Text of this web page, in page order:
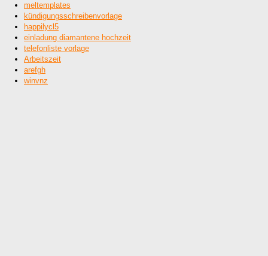
meltemplates
kündigungsschreibenvorlage
happilycl5
einladung diamantene hochzeit
telefonliste vorlage
Arbeitszeit
arefgh
winvnz